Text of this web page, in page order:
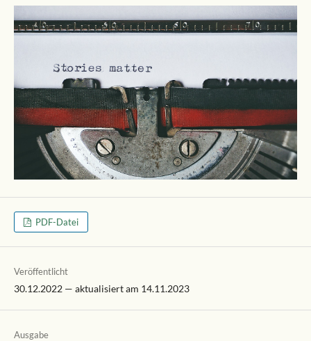
PDF-Datei
Veröffentlicht
30.12.2022 — aktualisiert am 14.11.2023
Ausgabe